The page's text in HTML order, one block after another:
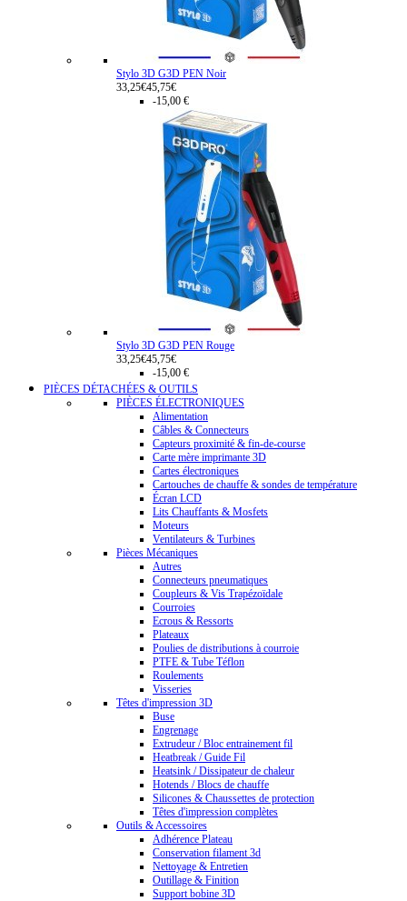
Stylo 3D G3D PEN Noir
33,25€45,75€
-15,00 €
Stylo 3D G3D PEN Rouge
33,25€45,75€
-15,00 €
PIÈCES DÉTACHÉES & OUTILS
PIÈCES ÉLECTRONIQUES
Alimentation
Câbles & Connecteurs
Capteurs proximité & fin-de-course
Carte mère imprimante 3D
Cartes électroniques
Cartouches de chauffe & sondes de température
Écran LCD
Lits Chauffants & Mosfets
Moteurs
Ventilateurs & Turbines
Pièces Mécaniques
Autres
Connecteurs pneumatiques
Coupleurs & Vis Trapézoïdale
Courroies
Ecrous & Ressorts
Plateaux
Poulies de distributions à courroie
PTFE & Tube Téflon
Roulements
Visseries
Têtes d'impression 3D
Buse
Engrenage
Extrudeur / Bloc entrainement fil
Heatbreak / Guide Fil
Heatsink / Dissipateur de chaleur
Hotends / Blocs de chauffe
Silicones & Chaussettes de protection
Têtes d'impression complètes
Outils & Accessoires
Adhérence Plateau
Conservation filament 3d
Nettoyage & Entretien
Outillage & Finition
Support bobine 3D